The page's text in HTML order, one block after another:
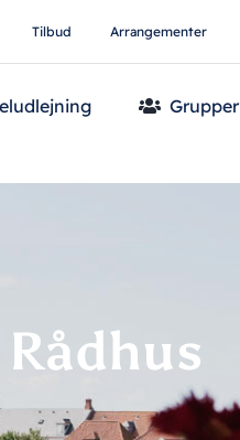
Tilbud Arrangementer
Grupper